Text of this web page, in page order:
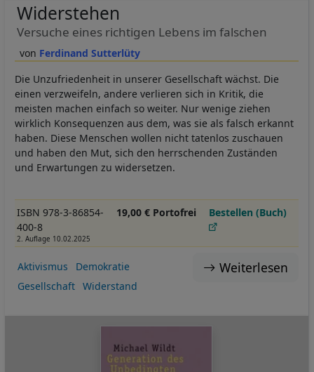
Ferdinand Sutterlüty
Widerstehen
Versuche eines richtigen Lebens im falschen
Die Unzufriedenheit in unserer Gesellschaft wächst. Die
einen verzweifeln, andere verlieren sich in Kritik, die
meisten machen einfach so weiter. Nur wenige ziehen
wirklich Konsequenzen aus dem, was sie als falsch erkannt
haben. Diese Menschen wollen nicht tatenlos zuschauen
und haben den Mut, sich den herrschenden Zuständen
und Erwartungen zu widersetzen.
ISBN 978-3-86854-
400-8
2. Auflage 10.02.2025
19,00 € Portofrei Bestellen (Buch)
Weiterlesen
Aktivismus
Demokratie
Gesellschaft
Widerstand